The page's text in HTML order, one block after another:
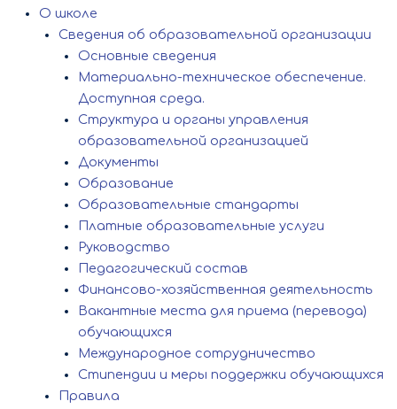
О школе
Сведения об образовательной организации
Основные сведения
Материально-техническое обеспечение.
Доступная среда.
Структура и органы управления
образовательной организацией
Документы
Образование
Образовательные стандарты
Платные образовательные услуги
Руководство
Педагогический состав
Финансово-хозяйственная деятельность
Вакантные места для приема (перевода)
обучающихся
Международное сотрудничество
Стипендии и меры поддержки обучающихся
Правила